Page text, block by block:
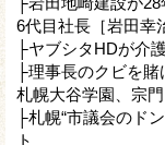
6代目社長［岩田幸
├ヤブシタHDが介
├理事長のクビを
札幌大谷学園、宗
├札幌“市議会のド
ト